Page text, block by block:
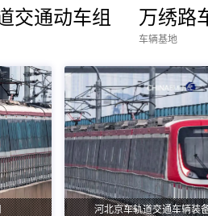
交通动车组 万绣路
车辆基地
河北京车轨道交通车辆装